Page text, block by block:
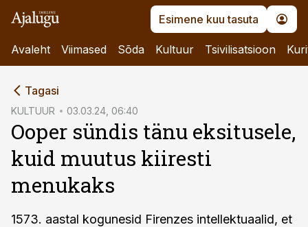
Esimene kuu tasuta
Avaleht Viimased Sõda Kultuur Tsivilisatsioon
Tagasi
KULTUUR 03.03.24, 06:40
Ooper sündis tänu eksitusele,
kuid muutus kiiresti
menukaks
1573. aastal kogunesid Firenzes intellektuaalid, et